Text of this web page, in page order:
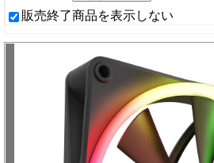
販売終了商品を表示しない